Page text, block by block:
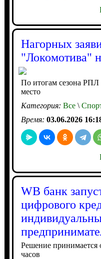
Нагорных
"Локомотива"
По итогам сезона РПЛ
место
Категория: Все\
Время: 03.06.2026
WB банк
цифрового
Решение принимается
часов